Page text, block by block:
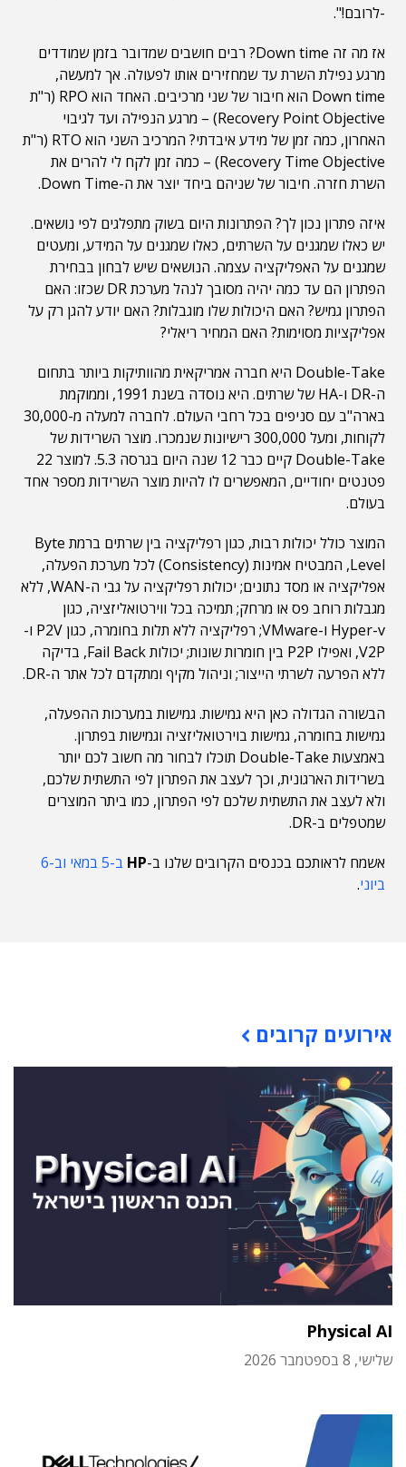
-לרובם!".
אז מה זה Down time? רבים חושבים שמדובר בזמן שמודדים
מרגע נפילת השרת עד שמחזירים אותו לפעולה. אך למעשה,
Down time הוא חיבור של שני מרכיבים. האחד הוא RPO (ר"ת
Recovery Point Objective) – מרגע הנפילה ועד לגיבוי
האחרון, כמה זמן של מידע איבדתי? המרכיב השני הוא RTO (ר"ת
Recovery Time Objective) – כמה זמן לקח לי להרים את
השרת חזרה. חיבור של שניהם ביחד יוצר את ה-Down Time.
איזה פתרון נכון לך? הפתרונות היום בשוק מתפלגים לפי נושאים.
יש כאלו שמגנים על השרתים, כאלו שמגנים על המידע, ומעטים
שמגנים על האפליקציה עצמה. הנושאים שיש לבחון בבחירת
הפתרון הם עד כמה יהיה מסובך לנהל מערכת DR שכזו: האם
הפתרון גמיש? האם היכולות שלו מוגבלות? האם יודע להגן רק על
אפליקציות מסוימות? האם המחיר ריאלי?
Double-Take היא חברה אמריקאית מהוותיקות ביותר בתחום
ה-DR ו-HA של שרתים. היא נוסדה בשנת 1991, וממוקמת
בארה"ב עם סניפים בכל רחבי העולם. לחברה למעלה מ-30,000
לקוחות, ומעל 300,000 רישיונות שנמכרו. מוצר השרידות של
Double-Take קיים כבר 12 שנה היום בגרסה 5.3. למוצר 22
פטנטים יחודיים, המאפשרים לו להיות מוצר השרידות מספר אחד
בעולם.
המוצר כולל יכולות רבות, כגון רפליקציה בין שרתים ברמת Byte
Level, המבטיח אמינות (Consistency) לכל מערכת הפעלה,
אפליקציה או מסד נתונים; יכולות רפליקציה על גבי ה-WAN, ללא
מגבלות רוחב פס או מרחק; תמיכה בכל ווירטואליזציה, כגון
Hyper-v ו-VMware; רפליקציה ללא תלות בחומרה, כגון P2V ו-
V2P, ואפילו P2P בין חומרות שונות; יכולות Fail Back, בדיקה
ללא הפרעה לשרתי הייצור; וניהול מקיף ומתקדם לכל אתר ה-DR.
הבשורה הגדולה כאן היא גמישות. גמישות במערכות ההפעלה,
גמישות בחומרה, גמישות בוירטואליזציה וגמישות בפתרון.
באמצעות Double-Take תוכלו לבחור מה חשוב לכם יותר
בשרידות הארגונית, וכך לעצב את הפתרון לפי התשתית שלכם,
ולא לעצב את התשתית שלכם לפי הפתרון, כמו ביתר המוצרים
שמטפלים ב-DR.
אשמח לראותכם בכנסים הקרובים שלנו ב-HP
ב-5 במאי וב-6
ביוני.
אירועים קרובים
Physical AI
שלישי, 8 בספטמבר 2026